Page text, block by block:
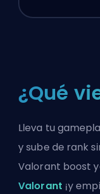
¿Qué
Lleva tu
y sube de rank
Valorant boost
Valorant ¡y